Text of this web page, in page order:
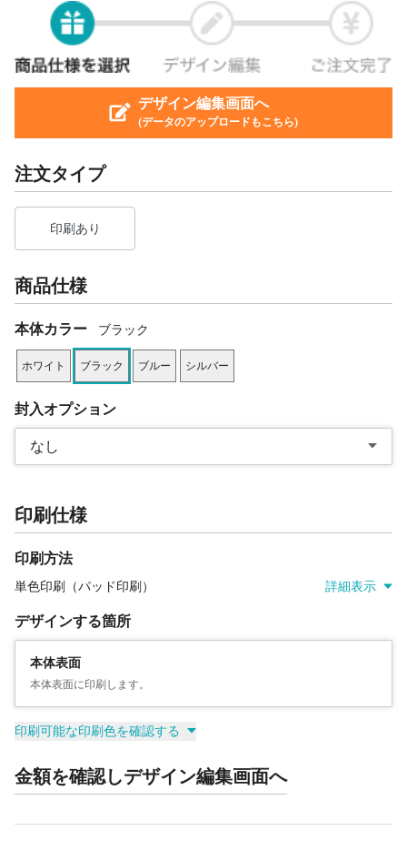
デザイン編集画面へ
(データのアップロードもこちら)
注文タイプ
印刷あり
商品仕様
本体カラー ブラック
ホワイト ブラック ブルー シルバー
封入オプション
なし
印刷仕様
印刷方法
単色印刷（パッド印刷） 詳細表示
デザインする箇所
本体表面
本体表面に印刷します。
印刷可能な印刷色を確認する
金額を確認しデザイン編集画面へ